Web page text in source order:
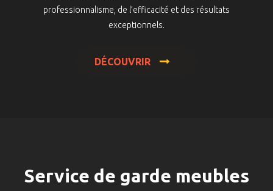
professionnalisme, de l’efficacité et des résultats
exceptionnels.
DÉCOUVRIR
Service de garde meubles